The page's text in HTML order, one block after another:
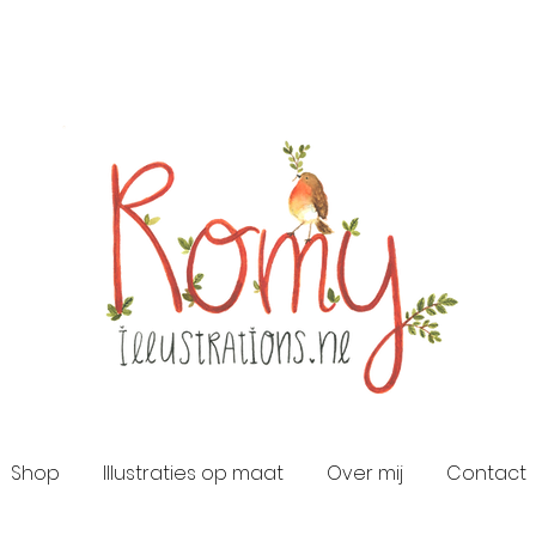
Shop Illustraties op maat Over mij Contact